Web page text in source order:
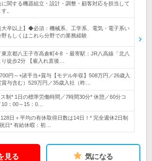
に関する機器組立・設計・調整・顧客対応を担当して
。
大卒以上】◆必須：機械系、工学系、電気・電子系い
野もしくはこれら分野での業務経験
京都八王子市高倉町4-8 ・最寄駅：JR八高線「北八
り徒歩2分 【雇入れ直後…
円～+諸手当+賞与【モデル年収】508万円／26歳入
与含む）529万円／35歳入社（昨…
制* 1日の標準労働時間／7時間30分* 休憩／60分コ
10：00～15：0…
日＋平均の有休取得日数は14日！* 完全週休2日制
祝日* 有給休暇：初…
見る 気になる